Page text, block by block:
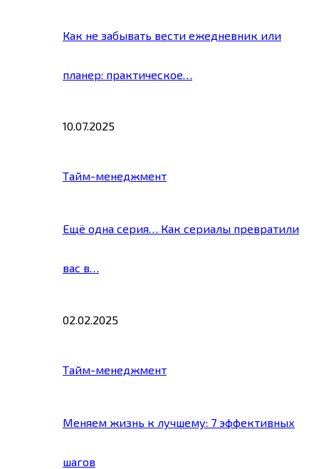
Как не забывать вести ежедневник или
планер: практическое…
10.07.2025
Тайм-менеджмент
Ещё одна серия… Как сериалы превратили
вас в…
02.02.2025
Тайм-менеджмент
Меняем жизнь к лучшему: 7 эффективных
шагов